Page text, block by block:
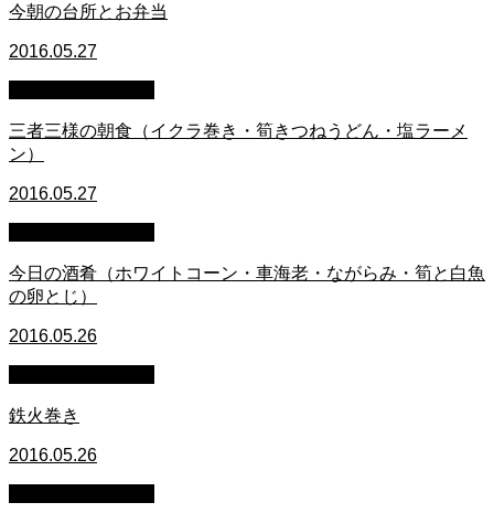
今朝の台所とお弁当
2016.05.27
三者三様の朝食（イクラ巻き・筍きつねうどん・塩ラーメ
ン）
2016.05.27
今日の酒肴（ホワイトコーン・車海老・ながらみ・筍と白魚
の卵とじ）
2016.05.26
鉄火巻き
2016.05.26